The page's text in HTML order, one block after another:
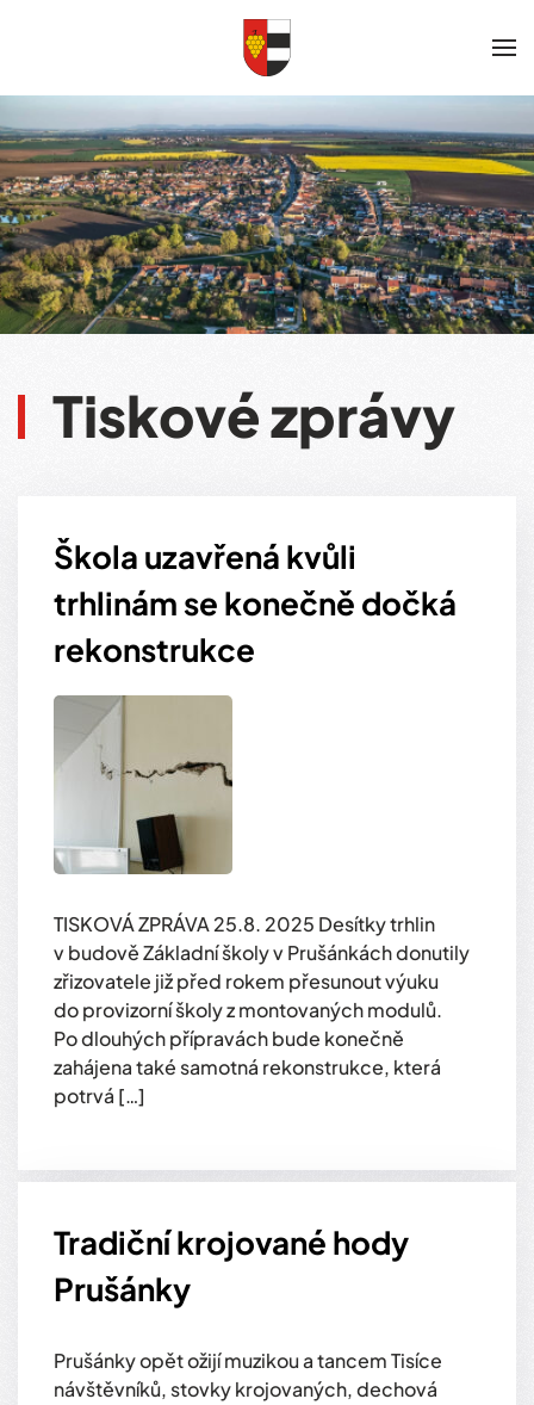
Tiskové zprávy
Škola uzavřená kvůli
trhlinám se konečně dočká
rekonstrukce
TISKOVÁ ZPRÁVA 25.8. 2025 Desítky trhlin
v budově Základní školy v Prušánkách donutily
zřizovatele již před rokem přesunout výuku
do provizorní školy z montovaných modulů.
Po dlouhých přípravách bude konečně
zahájena také samotná rekonstrukce, která
potrvá […]
Tradiční krojované hody
Prušánky
Prušánky opět ožijí muzikou a tancem Tisíce
návštěvníků, stovky krojovaných, dechová